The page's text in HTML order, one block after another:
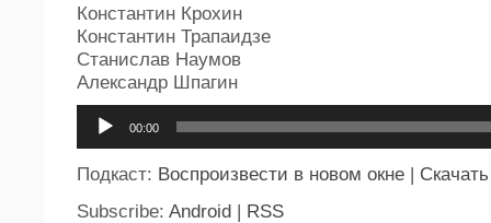
Константин Крохин
Константин Трапаидзе
Станислав Наумов
Александр Шпагин
00:00
Подкаст: Воспроизвести в новом окне | Скачать
Subscribe: Android | RSS